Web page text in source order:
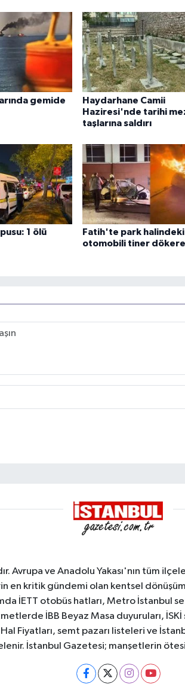
gemide
Haydarhane Camii
Haziresi'nde tarihi
taşlarına saldırı
1 ölü
Fatih'te park halindeki
otomobili tiner
Avrupa ve Anadolu Yakası'nın tüm
en kritik gündemi olan kentsel
İETT otobüs hatları, Metro İstanbul
İBB Beyaz Masa duyuruları,
Fiyatları, semt pazarı listeleri ve
İstanbul Gazetesi; manşetlerin